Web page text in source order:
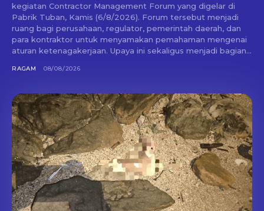
kegiatan Contractor Management Forum yang digelar di
Pabrik Tuban, Kamis (6/8/2026). Forum tersebut menjadi
ruang bagi perusahaan, regulator, pemerintah daerah, dan
para kontraktor untuk menyamakan pemahaman mengenai
aturan ketenagakerjaan. Upaya ini sekaligus menjadi bagian...
RAGAM 08/08/2026